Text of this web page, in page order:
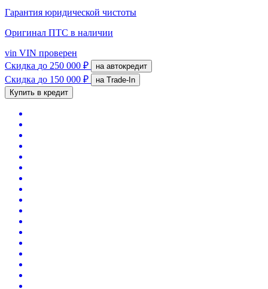
Гарантия юридической чистоты
Оригинал ПТС в наличии
vin VIN проверен
Скидка до 250 000 ₽ на автокредит
Скидка до 150 000 ₽
на Trade-In
Купить в кредит